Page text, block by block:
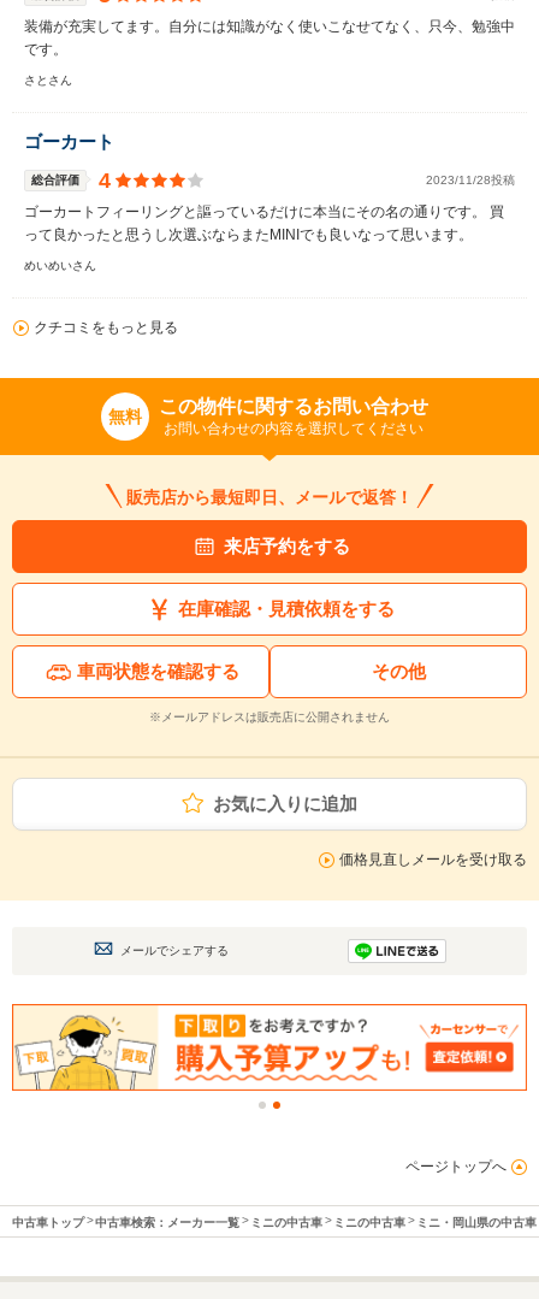
装備が充実してます。自分には知識がなく使いこなせてなく、只今、勉強中
です。
さとさん
ゴーカート
総合評価 4 2023/11/28投稿
ゴーカートフィーリングと謳っているだけに本当にその名の通りです。 買
って良かったと思うし次選ぶならまたMINIでも良いなって思います。
めいめいさん
クチコミをもっと見る
無料 この物件に関するお問い合わせ
お問い合わせの内容を選択してください
販売店から最短即日、メールで返答！
来店予約をする
在庫確認・見積依頼をする
車両状態を確認する その他
※メールアドレスは販売店に公開されません
お気に入りに追加
価格見直しメールを受け取る
メールでシェアする
ページトップへ
中古車トップ 中古車検索：メーカー一覧 ミニの中古車 ミニの中古車 ミニ・岡山県の中古車